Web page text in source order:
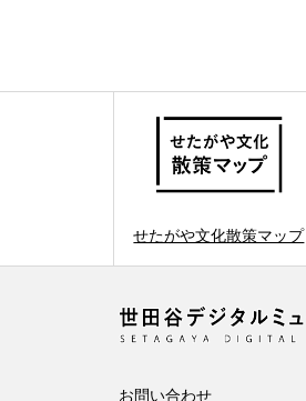
せたがや文化散策マップ
お問い合わせ